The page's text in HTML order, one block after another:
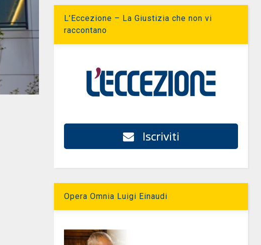
L’Eccezione – La Giustizia che non vi
raccontano
Iscriviti
Opera Omnia Luigi Einaudi